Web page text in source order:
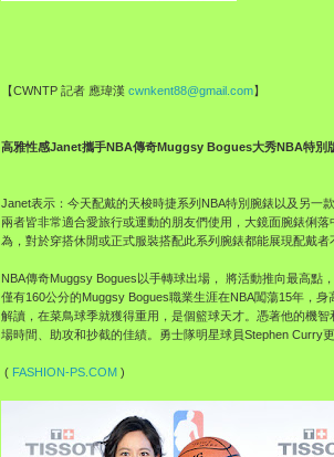
【CWNTP 記者 應瑋漢 cwnkent88@gmail.com】
高雅性感Janet攜手NBA傳奇Muggsy Bogues大秀NBA特別
Janet表示：今天配戴的天梭時捷系列NBA特別腕錶以及另一
兩者皆非常適合愛旅行或運動的朋友們使用，大鏡面腕錶俐
為，對於穿搭休閒或正式服裝搭配此系列腕錶都能展現配戴者
NBA傳奇Muggsy Bogues以手轉球出場， 將活動推向最高點
僅有160公分的Muggsy Bogues職業生涯在NBA闖蕩15年，
解讀，在菜鳥球季就獲得重用，是個籃球天才。憑著他的機
場時間、助攻和抄截的佳績。勇士隊明星球員Stephen Curry
( FASHION-PS.COM )